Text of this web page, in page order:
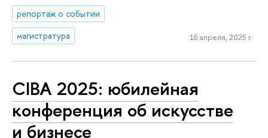
репортаж о событии
магистратура
16 апреля, 2025 г.
CIBA 2025: юбилейная
конференция об искусстве
и бизнесе